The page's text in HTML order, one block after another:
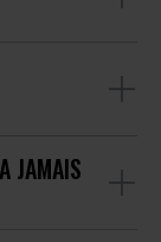
JAMAIS